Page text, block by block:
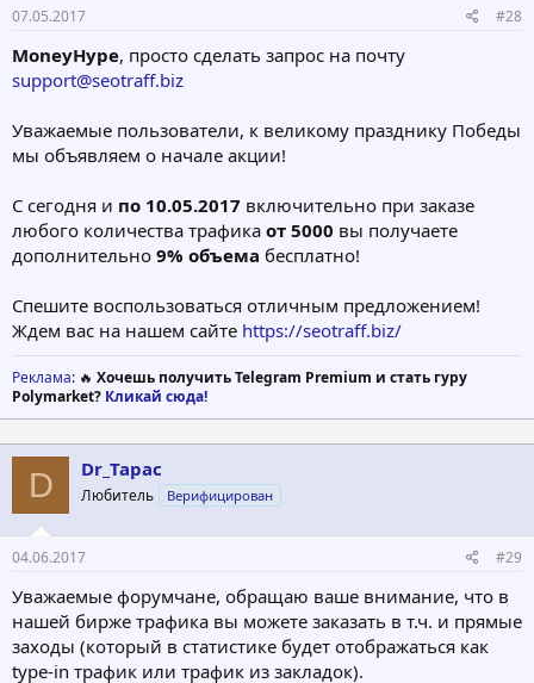
07.05.2017 #28
MoneyHype, просто сделать запрос на почту
support@seotraff.biz
Уважаемые пользователи, к великому празднику Победы
мы объявляем о начале акции!
С сегодня и по 10.05.2017 включительно при заказе
любого количества трафика от 5000 вы получаете
дополнительно 9% объема бесплатно!
Спешите воспользоваться отличным предложением!
Ждем вас на нашем сайте https://seotraff.biz/
Реклама: 🔥 Хочешь получить Telegram Premium и стать гуру
Polymarket? Кликай сюда!
D Dr_Tapac
Любитель Верифицирован
04.06.2017 #29
Уважаемые форумчане, обращаю ваше внимание, что в
нашей бирже трафика вы можете заказать в т.ч. и прямые
заходы (который в статистике будет отображаться как
type-in трафик или трафик из закладок).